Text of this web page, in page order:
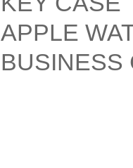
APPLE
BUSINESS